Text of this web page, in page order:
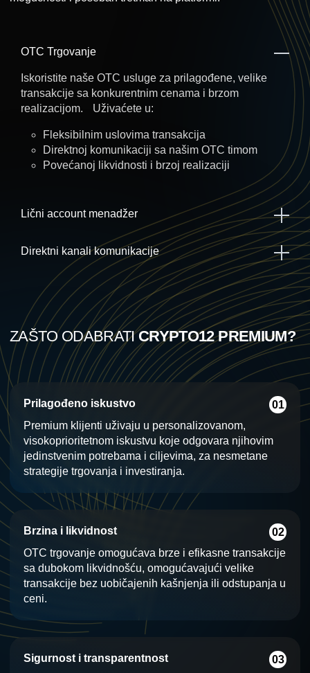
OTC Trgovanje
Iskoristite naše OTC usluge za prilagođene, velike
transakcije sa konkurentnim cenama i brzom
realizacijom. Uživaćete u:
Fleksibilnim uslovima transakcija
Direktnoj komunikaciji sa našim OTC timom
Povećanoj likvidnosti i brzoj realizaciji
Lični account menadžer
Direktni kanali komunikacije
ZAŠTO ODABRATICRYPTO12 PREMIUM?
Prilagođeno iskustvo
01
Premium klijenti uživaju u personalizovanom,
visokoprioritetnom iskustvu koje odgovara njihovim
jedinstvenim potrebama i ciljevima, za nesmetane
strategije trgovanja i investiranja.
Brzina i likvidnost
02
OTC trgovanje omogućava brze i efikasne transakcije
sa dubokom likvidnošću, omogućavajući velike
transakcije bez uobičajenih kašnjenja ili odstupanja u
ceni.
Sigurnost i transparentnost
03